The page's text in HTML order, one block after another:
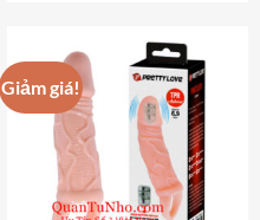
Giảm giá!